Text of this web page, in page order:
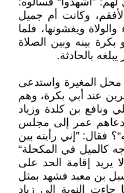
وكانت أم جميل
ويغشونها، فلما
بينه وبين الصلاة
بالحادثة.
المغيرة واستدعى
عند أبي بكرة، وهم
ونافع بن كلدة وزياد
عمر إلى مجلس
فقال: ”إني رأيته بين
كالميل في المكحلة“
يريد إقامة الحد على
بن معبد فشهد بمثل
النوبة إلى زياد